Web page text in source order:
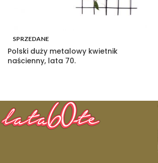
SPRZEDANE
Polski duży metalowy kwietnik
naścienny, lata 70.